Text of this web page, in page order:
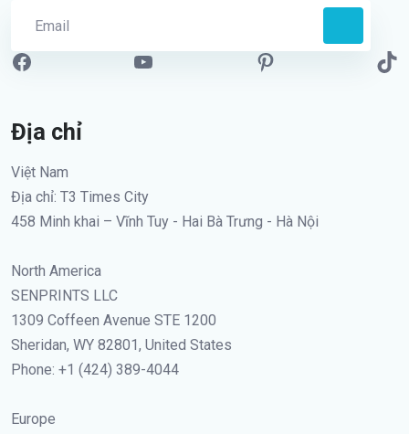
Địa chỉ
Việt Nam
Địa chỉ: T3 Times City
458 Minh khai – Vĩnh Tuy - Hai Bà Trưng - Hà Nội
North America
SENPRINTS LLC
1309 Coffeen Avenue STE 1200
Sheridan, WY 82801, United States
Phone: +1 (424) 389-4044
Europe